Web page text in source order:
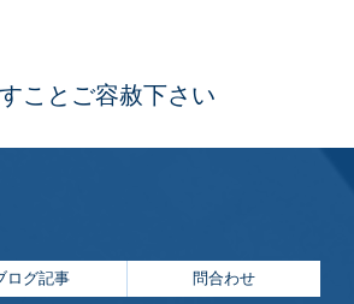
ことご容赦下さい
ログ記事 問合わせ